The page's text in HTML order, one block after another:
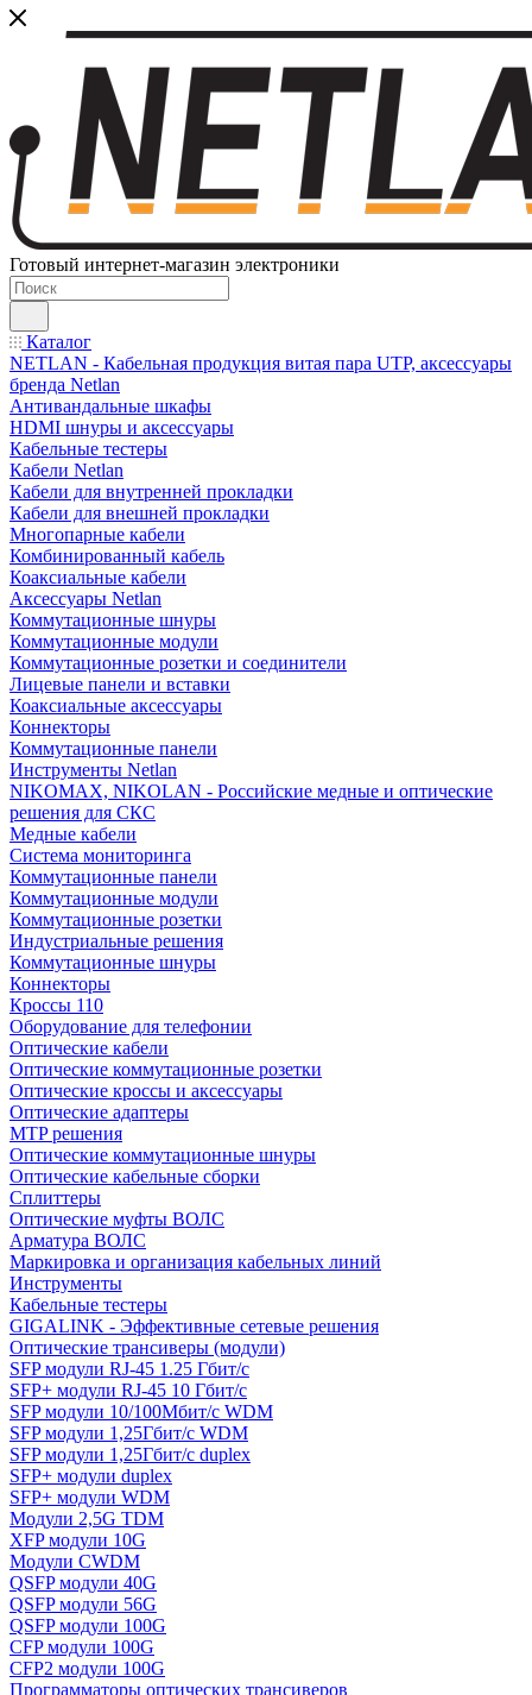
Готовый интернет-магазин электроники
Каталог
NETLAN - Кабельная продукция витая пара UTP, аксессуары
бренда Netlan
Антивандальные шкафы
HDMI шнуры и аксессуары
Кабельные тестеры
Кабели Netlan
Кабели для внутренней прокладки
Кабели для внешней прокладки
Многопарные кабели
Комбинированный кабель
Коаксиальные кабели
Аксессуары Netlan
Коммутационные шнуры
Коммутационные модули
Коммутационные розетки и соединители
Лицевые панели и вставки
Коаксиальные аксессуары
Коннекторы
Коммутационные панели
Инструменты Netlan
NIKOMAX, NIKOLAN - Российские медные и оптические
решения для СКС
Медные кабели
Система мониторинга
Коммутационные панели
Коммутационные модули
Коммутационные розетки
Индустриальные решения
Коммутационные шнуры
Коннекторы
Кроссы 110
Оборудование для телефонии
Оптические кабели
Оптические коммутационные розетки
Оптические кроссы и аксессуары
Оптические адаптеры
MTP решения
Оптические коммутационные шнуры
Оптические кабельные сборки
Сплиттеры
Оптические муфты ВОЛС
Арматура ВОЛС
Маркировка и организация кабельных линий
Инструменты
Кабельные тестеры
GIGALINK - Эффективные сетевые решения
Оптические трансиверы (модули)
SFP модули RJ-45 1.25 Гбит/c
SFP+ модули RJ-45 10 Гбит/c
SFP модули 10/100Мбит/с WDM
SFP модули 1,25Гбит/с WDM
SFP модули 1,25Гбит/с duplex
SFP+ модули duplex
SFP+ модули WDM
Модули 2,5G TDM
XFP модули 10G
Модули CWDM
QSFP модули 40G
QSFP модули 56G
QSFP модули 100G
CFP модули 100G
CFP2 модули 100G
Программаторы оптических трансиверов